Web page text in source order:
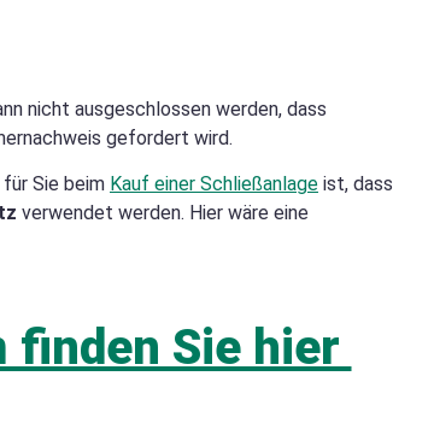
nicht ausgeschlossen werden, dass
gefordert wird.
Sie beim Kauf einer Schließanlage ist, dass
verwendet werden. Hier wäre eine
Sie hier